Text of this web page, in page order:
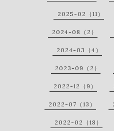
2025-02（11）
2024-08（2）
2024-03（4）
2023-09（2）
2022-12（9）
2022-07（13）
2022-02（18）